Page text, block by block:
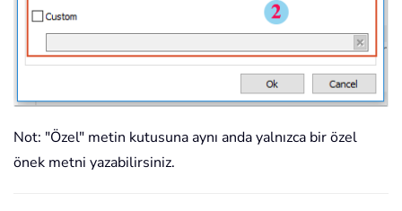
Not: "Özel" metin kutusuna aynı anda yalnızca bir özel
önek metni yazabilirsiniz.